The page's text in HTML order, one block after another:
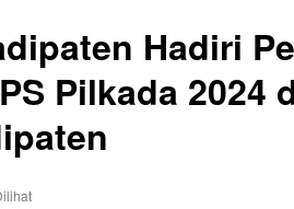
Hadiri
Pilkada 2024